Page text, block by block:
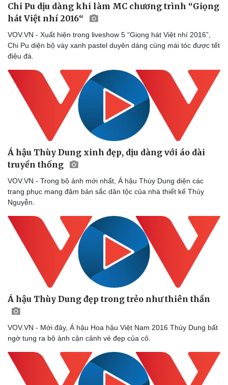
Văn hóa
Sân khấu - Điện ảnh
Văn học
Giải trí
Nghệ sĩ
Thời trang
Chi Pu dịu dàng khi làm MC chương trình “Giọng
hát Việt nhí 2016“
VOV.VN - Xuất hiện trong liveshow 5 “Giọng hát Việt nhí 2016”,
Chi Pu diện bộ váy xanh pastel duyên dáng cùng mái tóc được tết
điệu đà.
Á hậu Thùy Dung xinh đẹp, dịu dàng với áo dài
truyền thống
VOV.VN - Trong bộ ảnh mới nhất, Á hậu Thùy Dung diện các
trang phục mang đậm bản sắc dân tộc của nhà thiết kế Thủy
Nguyễn.
Á hậu Thùy Dung đẹp trong trẻo như thiên thần
VOV.VN - Mới đây, Á hậu Hoa hậu Việt Nam 2016 Thùy Dung bất
ngờ tung ra bộ ảnh cận cảnh vẻ đẹp của cô.